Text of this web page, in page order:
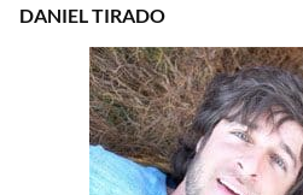
DANIEL TIRADO